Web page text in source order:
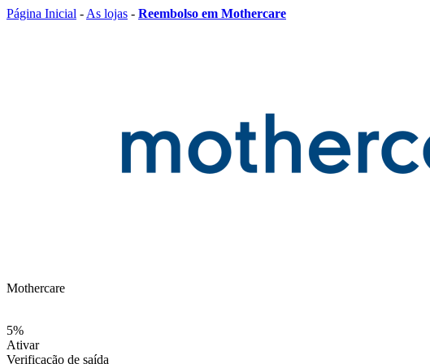
Página Inicial - As lojas - Reembolso em Mothercare
Mothercare
5%
Ativar
Verificação de saída